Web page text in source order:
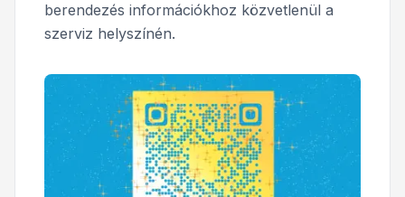
berendezés információkhoz közvetlenül a
szerviz helyszínén.